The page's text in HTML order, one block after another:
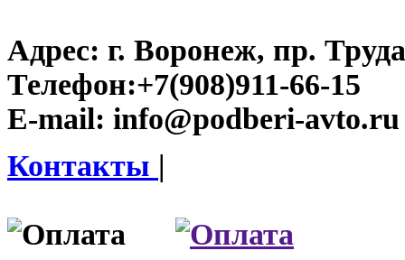
Адрес: г. Воронеж, пр.
Телефон:+7(908)911-66-15
E-mail: info@podberi-avto.ru
Контакты |